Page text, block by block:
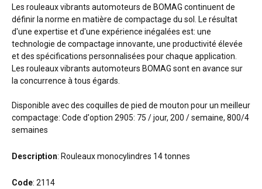
Les rouleaux vibrants automoteurs de BOMAG continuent de
définir la norme en matière de compactage du sol. Le résultat
d'une expertise et d'une expérience inégalées est: une
technologie de compactage innovante, une productivité élevée
et des spécifications personnalisées pour chaque application.
Les rouleaux vibrants automoteurs BOMAG sont en avance sur
la concurrence à tous égards.
Disponible avec des coquilles de pied de mouton pour un meilleur
compactage: Code d'option 2905: 75 / jour, 200 / semaine, 800/4
semaines
Description: Rouleaux monocylindres 14 tonnes
Code: 2114